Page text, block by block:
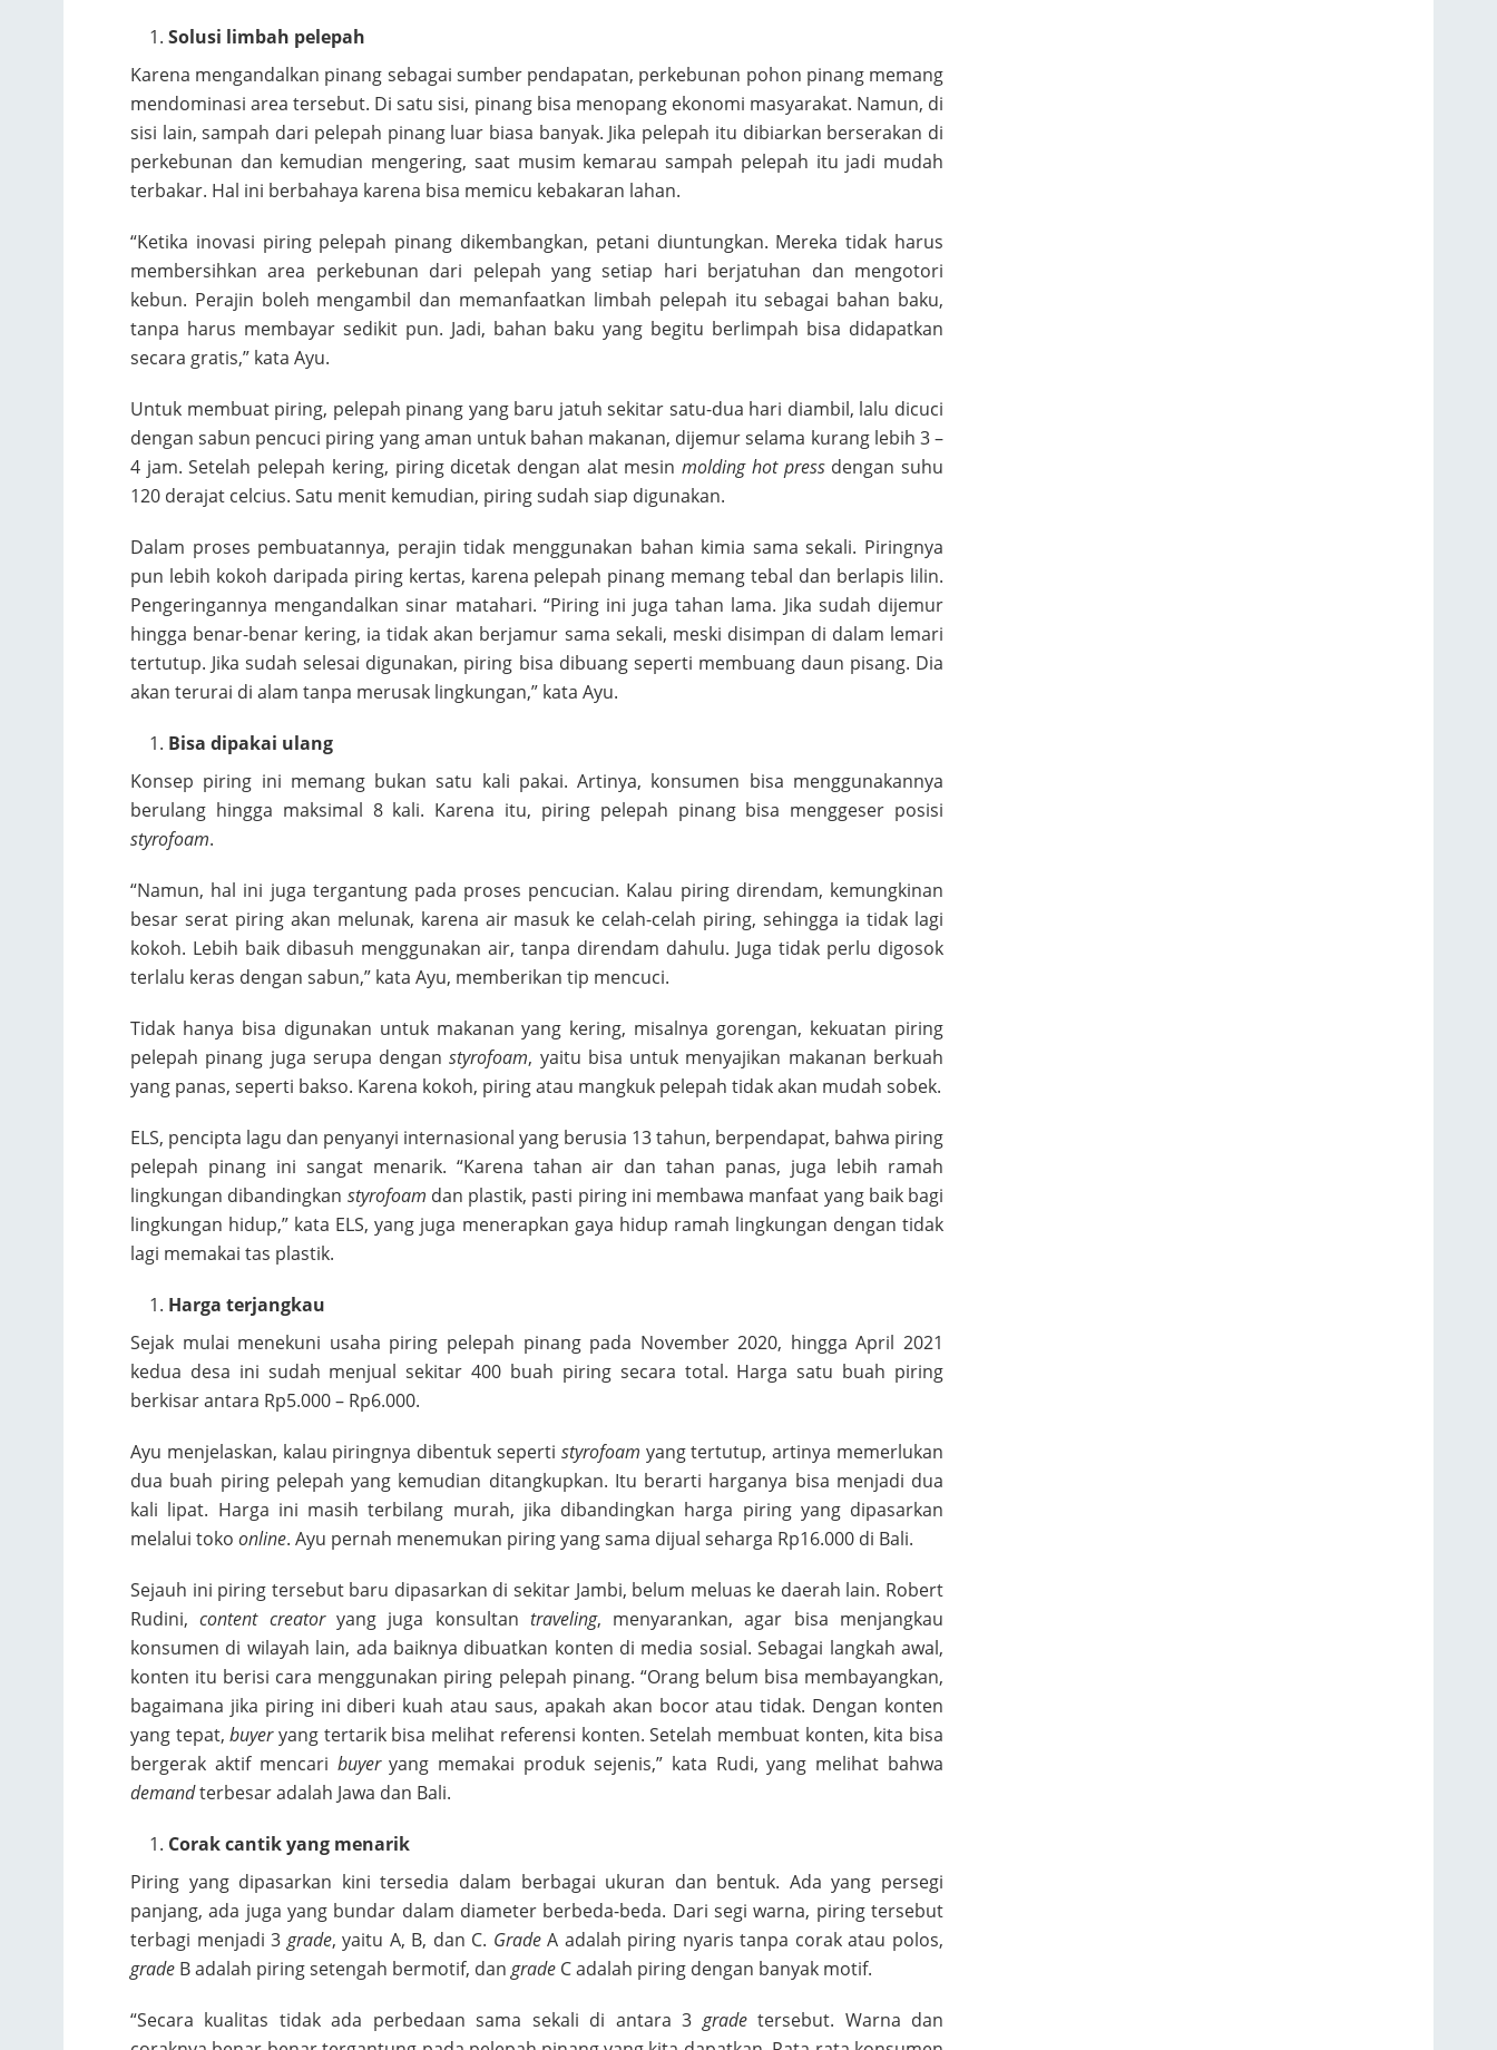
Solusi limbah pelepah
Karena mengandalkan pinang sebagai sumber pendapatan, perkebunan pohon pinang memang
mendominasi area tersebut. Di satu sisi, pinang bisa menopang ekonomi masyarakat. Namun, di
sisi lain, sampah dari pelepah pinang luar biasa banyak. Jika pelepah itu dibiarkan berserakan di
perkebunan dan kemudian mengering, saat musim kemarau sampah pelepah itu jadi mudah
terbakar. Hal ini berbahaya karena bisa memicu kebakaran lahan.
“Ketika inovasi piring pelepah pinang dikembangkan, petani diuntungkan. Mereka tidak harus
membersihkan area perkebunan dari pelepah yang setiap hari berjatuhan dan mengotori
kebun. Perajin boleh mengambil dan memanfaatkan limbah pelepah itu sebagai bahan baku,
tanpa harus membayar sedikit pun. Jadi, bahan baku yang begitu berlimpah bisa didapatkan
secara gratis,” kata Ayu.
Untuk membuat piring, pelepah pinang yang baru jatuh sekitar satu-dua hari diambil, lalu dicuci
dengan sabun pencuci piring yang aman untuk bahan makanan, dijemur selama kurang lebih 3 –
4 jam. Setelah pelepah kering, piring dicetak dengan alat mesinmolding hot press dengan suhu
120 derajat celcius. Satu menit kemudian, piring sudah siap digunakan.
Dalam proses pembuatannya, perajin tidak menggunakan bahan kimia sama sekali. Piringnya
pun lebih kokoh daripada piring kertas, karena pelepah pinang memang tebal dan berlapis lilin.
Pengeringannya mengandalkan sinar matahari. “Piring ini juga tahan lama. Jika sudah dijemur
hingga benar-benar kering, ia tidak akan berjamur sama sekali, meski disimpan di dalam lemari
tertutup. Jika sudah selesai digunakan, piring bisa dibuang seperti membuang daun pisang. Dia
akan terurai di alam tanpa merusak lingkungan,” kata Ayu.
Bisa dipakai ulang
Konsep piring ini memang bukan satu kali pakai. Artinya, konsumen bisa menggunakannya
berulang hingga maksimal 8 kali. Karena itu, piring pelepah pinang bisa menggeser posisi
styrofoam.
“Namun, hal ini juga tergantung pada proses pencucian. Kalau piring direndam, kemungkinan
besar serat piring akan melunak, karena air masuk ke celah-celah piring, sehingga ia tidak lagi
kokoh. Lebih baik dibasuh menggunakan air, tanpa direndam dahulu. Juga tidak perlu digosok
terlalu keras dengan sabun,” kata Ayu, memberikan tip mencuci.
Tidak hanya bisa digunakan untuk makanan yang kering, misalnya gorengan, kekuatan piring
pelepah pinang juga serupa denganstyrofoam, yaitu bisa untuk menyajikan makanan berkuah
yang panas, seperti bakso. Karena kokoh, piring atau mangkuk pelepah tidak akan mudah sobek.
ELS, pencipta lagu dan penyanyi internasional yang berusia 13 tahun, berpendapat, bahwa piring
pelepah pinang ini sangat menarik. “Karena tahan air dan tahan panas, juga lebih ramah
lingkungan dibandingkan styrofoam dan plastik, pasti piring ini membawa manfaat yang baik bagi
lingkungan hidup,” kata ELS, yang juga menerapkan gaya hidup ramah lingkungan dengan tidak
lagi memakai tas plastik.
Harga terjangkau
Sejak mulai menekuni usaha piring pelepah pinang pada November 2020, hingga April 2021
kedua desa ini sudah menjual sekitar 400 buah piring secara total. Harga satu buah piring
berkisar antara Rp5.000 – Rp6.000.
Ayu menjelaskan, kalau piringnya dibentuk seperti styrofoam yang tertutup, artinya memerlukan
dua buah piring pelepah yang kemudian ditangkupkan. Itu berarti harganya bisa menjadi dua
kali lipat. Harga ini masih terbilang murah, jika dibandingkan harga piring yang dipasarkan
melalui toko online. Ayu pernah menemukan piring yang sama dijual seharga Rp16.000 di Bali.
Sejauh ini piring tersebut baru dipasarkan di sekitar Jambi, belum meluas ke daerah lain. Robert
Rudini,content creator yang juga konsultan traveling, menyarankan, agar bisa menjangkau
konsumen di wilayah lain, ada baiknya dibuatkan konten di media sosial. Sebagai langkah awal,
konten itu berisi cara menggunakan piring pelepah pinang. “Orang belum bisa membayangkan,
bagaimana jika piring ini diberi kuah atau saus, apakah akan bocor atau tidak. Dengan konten
yang tepat,buyeryang tertarik bisa melihat referensi konten. Setelah membuat konten, kita bisa
bergerak aktif mencari buyeryang memakai produk sejenis,” kata Rudi, yang melihat bahwa
demandterbesar adalah Jawa dan Bali.
Corak cantik yang menarik
Piring yang dipasarkan kini tersedia dalam berbagai ukuran dan bentuk. Ada yang persegi
panjang, ada juga yang bundar dalam diameter berbeda-beda. Dari segi warna, piring tersebut
terbagi menjadi 3 grade, yaitu A, B, dan C. GradeA adalah piring nyaris tanpa corak atau polos,
grade B adalah piring setengah bermotif, dan grade C adalah piring dengan banyak motif.
“Secara kualitas tidak ada perbedaan sama sekali di antara 3 gradetersebut. Warna dan